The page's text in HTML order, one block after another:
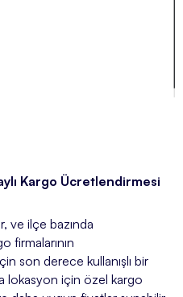
Kargo Ücretlendirmesi
ve ilçe bazında
firmalarının
son derece kullanışlı bir
lokasyon için özel kargo